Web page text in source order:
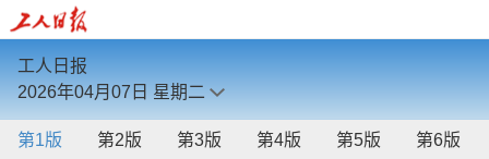
工人日报
2026年04月07日 星期二
第1版 第2版 第3版 第4版 第5版 第6版